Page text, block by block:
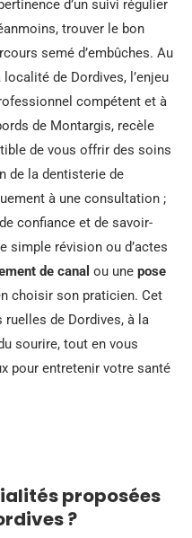
d’un suivi régulier
trouver le bon
semé d’embûches. Au
de Dordives, l’enjeu
compétent et à
de Montargis, recèle
de vous offrir des soins
de la dentisterie de
à une consultation ;
confiance et de savoir-
simple révision ou d’actes
de canal ou une pose
choisir son praticien. Cet
de Dordives, à la
sourire, tout en vous
pour entretenir votre santé
proposées
?